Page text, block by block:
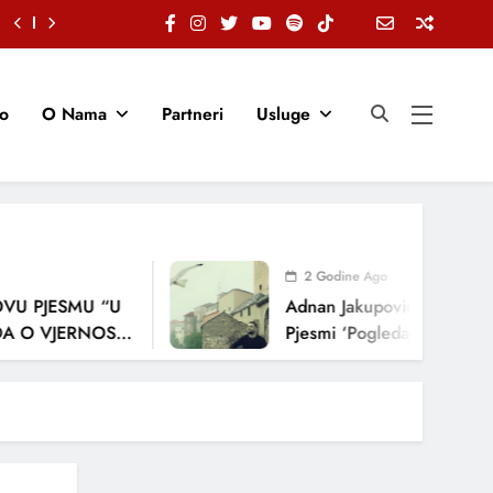
O Nama Partneri Usluge
“U
2 Godine Ago
Adnan Jakupović Donosi
Pjesmi ‘Pogledaj Me’